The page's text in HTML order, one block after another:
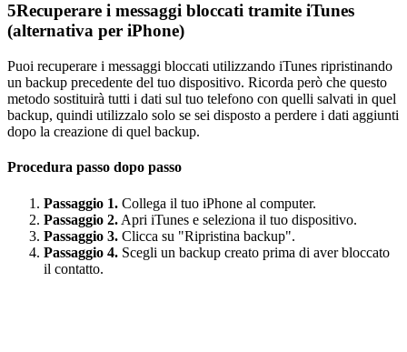
5Recuperare i messaggi bloccati tramite iTunes
(alternativa per iPhone)
Puoi recuperare i messaggi bloccati utilizzando iTunes ripristinando
un backup precedente del tuo dispositivo. Ricorda però che questo
metodo sostituirà tutti i dati sul tuo telefono con quelli salvati in quel
backup, quindi utilizzalo solo se sei disposto a perdere i dati aggiunti
dopo la creazione di quel backup.
Procedura passo dopo passo
Passaggio 1. Collega il tuo iPhone al computer.
Passaggio 2. Apri iTunes e seleziona il tuo dispositivo.
Passaggio 3. Clicca su "Ripristina backup".
Passaggio 4. Scegli un backup creato prima di aver bloccato
il contatto.